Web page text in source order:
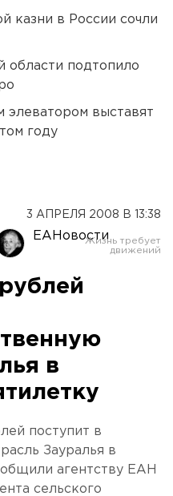
казни в России сочли
области подтопило
элеватором выставят
году
3 АПРЕЛЯ 2008 В 13:38
ЕАНовости
в
поступит в
Зауралья в
агентству ЕАН
сельского